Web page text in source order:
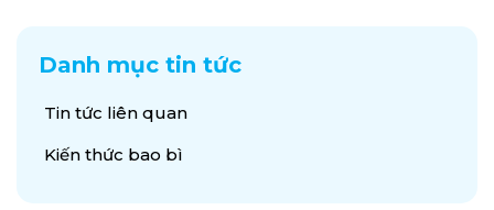
Danh mục tin tức
Tin tức liên quan
Kiến thức bao bì